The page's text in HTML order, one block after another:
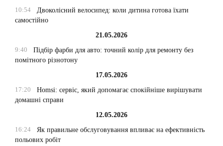
10:54
Двоколісний велосипед: коли дитина готова їхати
самостійно
21.05.2026
9:40
Підбір фарби для авто: точний колір для ремонту без
помітного різнотону
17.05.2026
17:20
Homsi: сервіс, який допомагає спокійніше вирішувати
домашні справи
12.05.2026
16:24
Як правильне обслуговування впливає на ефективність
польових робіт